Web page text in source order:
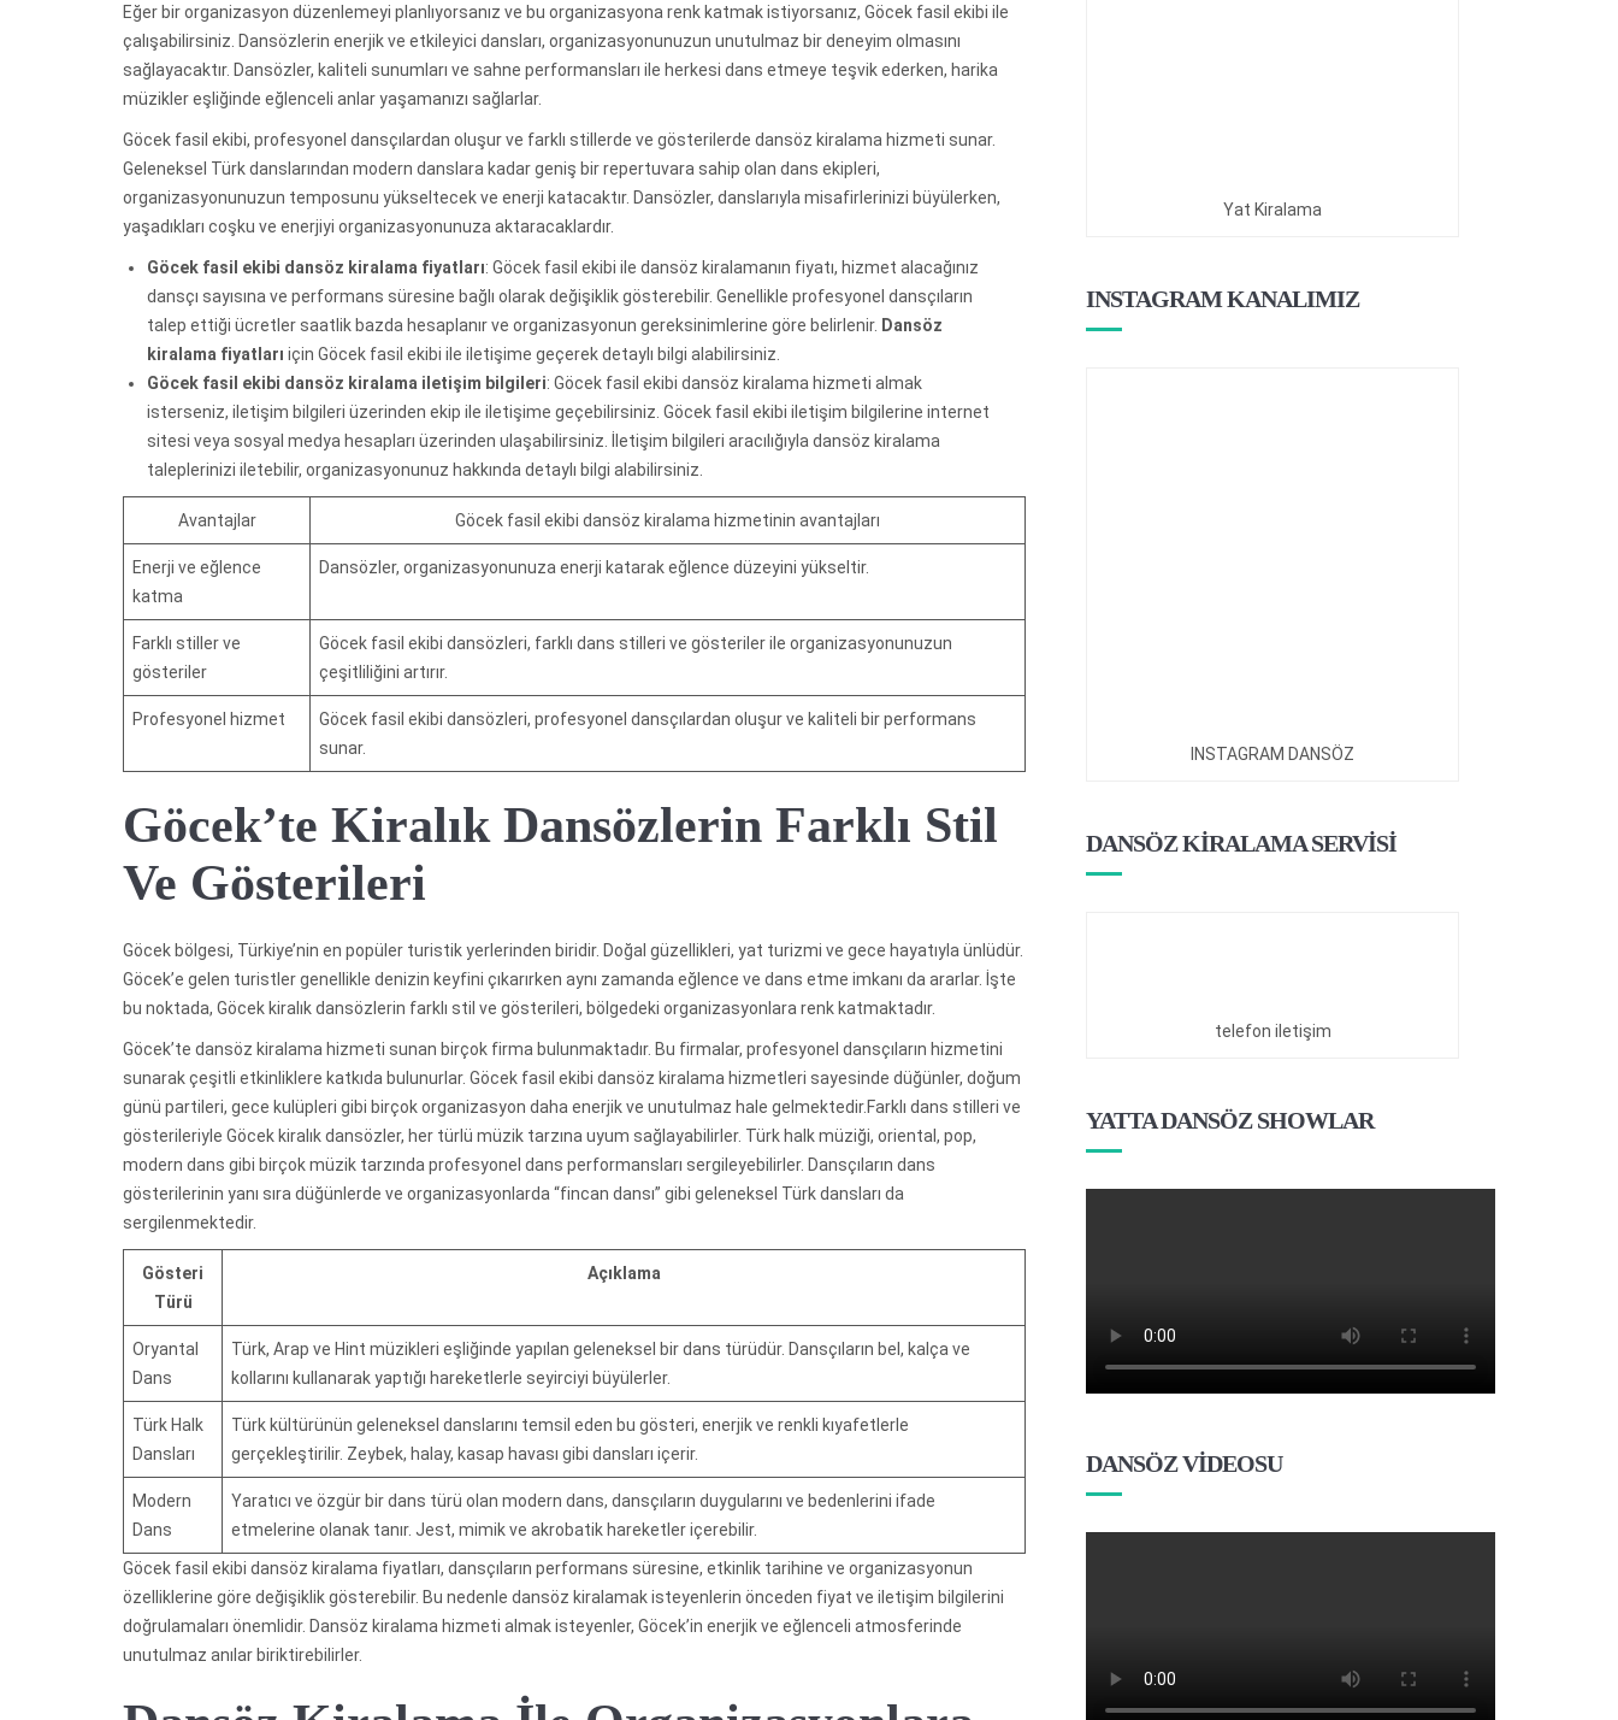
Eğer bir organizasyon düzenlemeyi planlıyorsanız ve bu organizasyona renk katmak istiyorsanız, Göcek fasil ekibi ile
çalışabilirsiniz. Dansözlerin enerjik ve etkileyici dansları, organizasyonunuzun unutulmaz bir deneyim olmasını
sağlayacaktır. Dansözler, kaliteli sunumları ve sahne performansları ile herkesi dans etmeye teşvik ederken, harika
müzikler eşliğinde eğlenceli anlar yaşamanızı sağlarlar.
Göcek fasil ekibi, profesyonel dansçılardan oluşur ve farklı stillerde ve gösterilerde dansöz kiralama hizmeti sunar.
Geleneksel Türk danslarından modern danslara kadar geniş bir repertuvara sahip olan dans ekipleri,
organizasyonunuzun temposunu yükseltecek ve enerji katacaktır. Dansözler, danslarıyla misafirlerinizi büyülerken,
yaşadıkları coşku ve enerjiyi organizasyonunuza aktaracaklardır.
Göcek fasil ekibi dansöz kiralama fiyatları: Göcek fasil ekibi ile dansöz kiralamanın fiyatı, hizmet alacağınız
dansçı sayısına ve performans süresine bağlı olarak değişiklik gösterebilir. Genellikle profesyonel dansçıların
talep ettiği ücretler saatlik bazda hesaplanır ve organizasyonun gereksinimlerine göre belirlenir. Dansöz
kiralama fiyatları için Göcek fasil ekibi ile iletişime geçerek detaylı bilgi alabilirsiniz.
Göcek fasil ekibi dansöz kiralama iletişim bilgileri: Göcek fasil ekibi dansöz kiralama hizmeti almak
isterseniz, iletişim bilgileri üzerinden ekip ile iletişime geçebilirsiniz. Göcek fasil ekibi iletişim bilgilerine internet
sitesi veya sosyal medya hesapları üzerinden ulaşabilirsiniz. İletişim bilgileri aracılığıyla dansöz kiralama
taleplerinizi iletebilir, organizasyonunuz hakkında detaylı bilgi alabilirsiniz.
Avantajlar Göcek fasil ekibi dansöz kiralama hizmetinin avantajları
Enerji ve eğlence
katma
Dansözler, organizasyonunuza enerji katarak eğlence düzeyini yükseltir.
Farklı stiller ve
gösteriler
Göcek fasil ekibi dansözleri, farklı dans stilleri ve gösteriler ile organizasyonunuzun
çeşitliliğini artırır.
Profesyonel hizmet
Göcek fasil ekibi dansözleri, profesyonel dansçılardan oluşur ve kaliteli bir performans
sunar.
Göcek’te Kiralık Dansözlerin Farklı Stil
Ve Gösterileri
Göcek bölgesi, Türkiye’nin en popüler turistik yerlerinden biridir. Doğal güzellikleri, yat turizmi ve gece hayatıyla ünlüdür.
Göcek’e gelen turistler genellikle denizin keyfini çıkarırken aynı zamanda eğlence ve dans etme imkanı da ararlar. İşte
bu noktada, Göcek kiralık dansözlerin farklı stil ve gösterileri, bölgedeki organizasyonlara renk katmaktadır.
Göcek’te dansöz kiralama hizmeti sunan birçok firma bulunmaktadır. Bu firmalar, profesyonel dansçıların hizmetini
sunarak çeşitli etkinliklere katkıda bulunurlar. Göcek fasil ekibi dansöz kiralama hizmetleri sayesinde düğünler, doğum
günü partileri, gece kulüpleri gibi birçok organizasyon daha enerjik ve unutulmaz hale gelmektedir.Farklı dans stilleri ve
gösterileriyle Göcek kiralık dansözler, her türlü müzik tarzına uyum sağlayabilirler. Türk halk müziği, oriental, pop,
modern dans gibi birçok müzik tarzında profesyonel dans performansları sergileyebilirler. Dansçıların dans
gösterilerinin yanı sıra düğünlerde ve organizasyonlarda “fincan dansı” gibi geleneksel Türk dansları da
sergilenmektedir.
Gösteri
Türü
Açıklama
Oryantal
Dans
Türk, Arap ve Hint müzikleri eşliğinde yapılan geleneksel bir dans türüdür. Dansçıların bel, kalça ve
kollarını kullanarak yaptığı hareketlerle seyirciyi büyülerler.
Türk Halk
Dansları
Türk kültürünün geleneksel danslarını temsil eden bu gösteri, enerjik ve renkli kıyafetlerle
gerçekleştirilir. Zeybek, halay, kasap havası gibi dansları içerir.
Modern
Dans
Yaratıcı ve özgür bir dans türü olan modern dans, dansçıların duygularını ve bedenlerini ifade
etmelerine olanak tanır. Jest, mimik ve akrobatik hareketler içerebilir.
Göcek fasil ekibi dansöz kiralama fiyatları, dansçıların performans süresine, etkinlik tarihine ve organizasyonun
özelliklerine göre değişiklik gösterebilir. Bu nedenle dansöz kiralamak isteyenlerin önceden fiyat ve iletişim bilgilerini
doğrulamaları önemlidir. Dansöz kiralama hizmeti almak isteyenler, Göcek’in enerjik ve eğlenceli atmosferinde
unutulmaz anılar biriktirebilirler.
Yat Kiralama
INSTAGRAM KANALIMIZ
INSTAGRAM DANSÖZ
DANSÖZ KİRALAMA SERVİSİ
telefon iletişim
YATTA DANSÖZ SHOWLAR
DANSÖZ VİDEOSU